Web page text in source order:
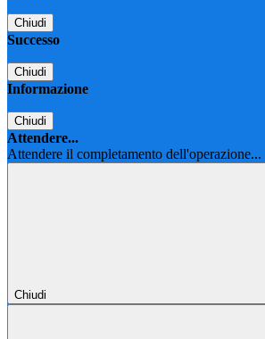
Chiudi
Successo
Chiudi
Informazione
Chiudi
Attendere...
Attendere il completamento dell'operazione...
Chiudi